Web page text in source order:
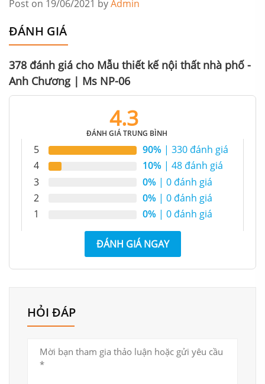
Post on 19/06/2021 byAdmin
ĐÁNH GIÁ
378 đánh giá cho Mẫu thiết kế nội thất nhà phố -
Anh Chương | Ms NP-06
4.3
ĐÁNH GIÁ TRUNG BÌNH
5 90% | 330 đánh giá
4
10% | 48 đánh giá
3
0% | 0 đánh giá
2
0% | 0 đánh giá
1
0% | 0 đánh giá
ĐÁNH GIÁ NGAY
HỎI ĐÁP